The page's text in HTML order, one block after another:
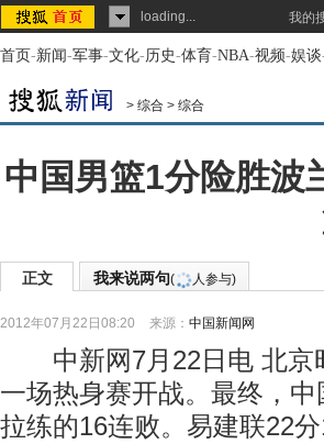
loading... 我的
首页-新闻-军事-文化-历史-体育-NBA-视频-娱谈
> 综合 > 综合
中国男篮1分险胜波
正文 我来说两句( 人参与)
2012年07月22日08:20 来源： 中国新闻网
中新网7月22日电 北京
一场热身赛开战。最终，
拉练的16连败。易建联22